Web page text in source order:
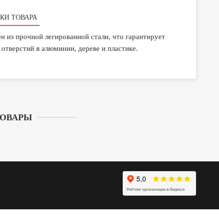
ТОВАРА
из прочной легированной стали, что гарантирует
в алюминии, дереве и пластике.